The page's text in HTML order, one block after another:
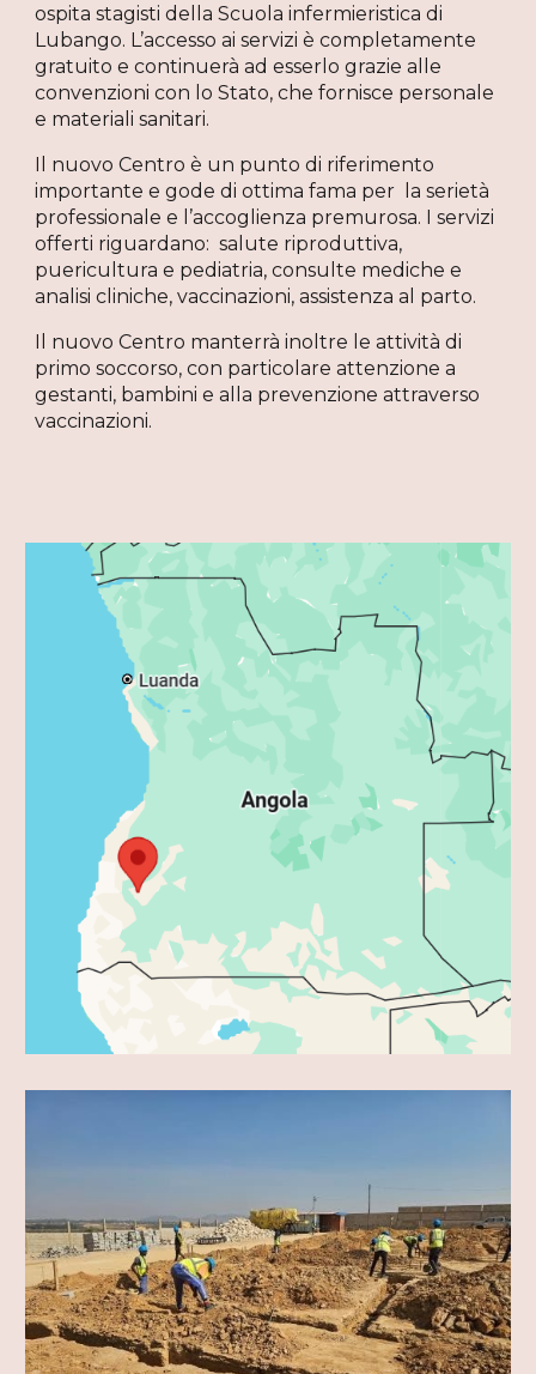
ospita stagisti della Scuola infermieristica di
Lubango. L’accesso ai servizi è completamente
gratuito e continuerà ad esserlo grazie alle
convenzioni con lo Stato, che fornisce personale
e materiali sanitari.
Il nuovo Centro è un punto di riferimento
importante e gode di ottima fama per la serietà
professionale e l’accoglienza premurosa. I servizi
offerti riguardano: salute riproduttiva,
puericultura e pediatria, consulte mediche e
analisi cliniche, vaccinazioni, assistenza al parto.
Il nuovo Centro manterrà inoltre le attività di
primo soccorso, con particolare attenzione a
gestanti, bambini e alla prevenzione attraverso
vaccinazioni.